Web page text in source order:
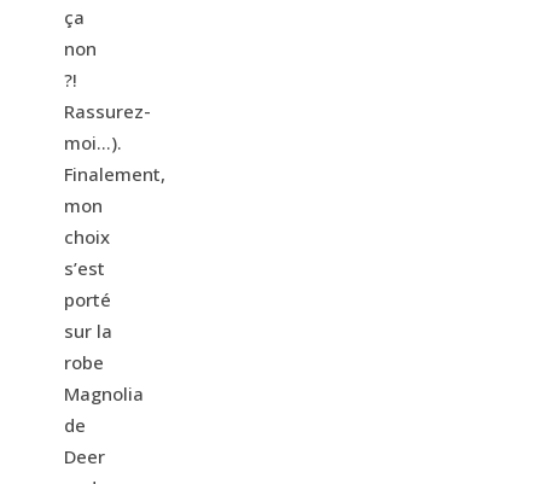
ça
non
?!
Rassurez-
moi…).
Finalement,
mon
choix
s’est
porté
sur la
robe
Magnolia
de
Deer